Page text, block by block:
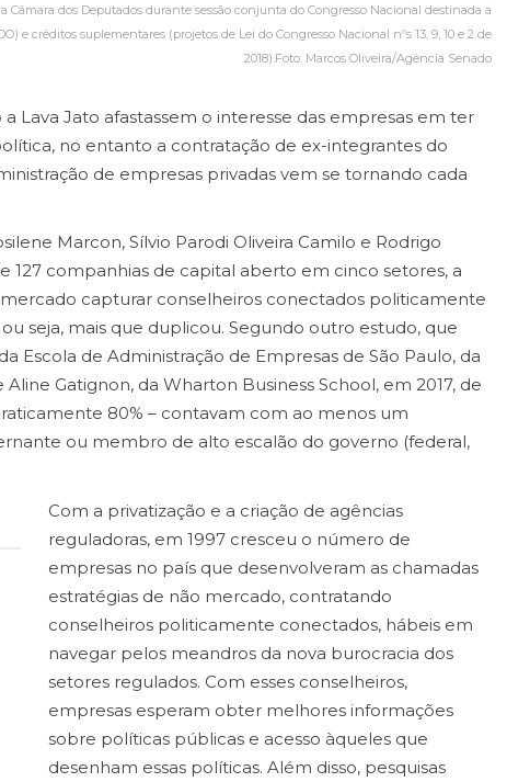
Câmara dos Deputados durante sessão conjunta do Congresso Nacional destinada a
e créditos suplementares (projetos de Lei do Congresso Nacional nºs 13, 9, 10 e 2 de
2018).Foto: Marcos Oliveira/Agência Senado
Lava Jato afastassem o interesse das empresas em ter
no entanto a contratação de ex-integrantes do
de empresas privadas vem se tornando cada
Marcon, Sílvio Parodi Oliveira Camilo e Rodrigo
companhias de capital aberto em cinco setores, a
capturar conselheiros conectados politicamente
seja, mais que duplicou. Segundo outro estudo, que
Escola de Administração de Empresas de São Paulo, da
Aline Gatignon, da Wharton Business School, em 2017, de
80% – contavam com ao menos um
ou membro de alto escalão do governo (federal,
Com a privatização e a criação de agências
reguladoras, em 1997 cresceu o número de
empresas no país que desenvolveram as chamadas
estratégias de não mercado, contratando
conselheiros politicamente conectados, hábeis em
navegar pelos meandros da nova burocracia dos
setores regulados. Com esses conselheiros,
empresas esperam obter melhores informações
sobre políticas públicas e acesso àqueles que
desenham essas políticas. Além disso, pesquisas